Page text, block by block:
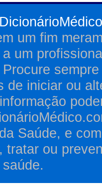
um fim
um
de iniciar ou
Saúde, e
tratar ou